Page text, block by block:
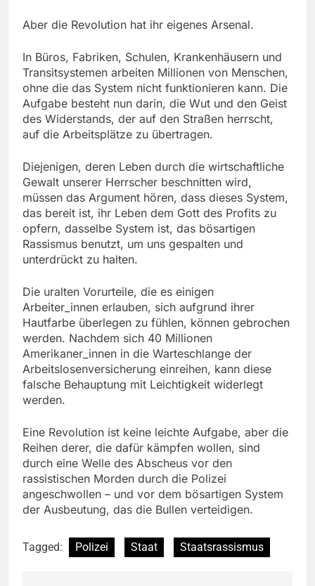
Aber die Revolution hat ihr eigenes Arsenal.
In Büros, Fabriken, Schulen, Krankenhäusern und
Transitsystemen arbeiten Millionen von Menschen,
ohne die das System nicht funktionieren kann. Die
Aufgabe besteht nun darin, die Wut und den Geist
des Widerstands, der auf den Straßen herrscht,
auf die Arbeitsplätze zu übertragen.
Diejenigen, deren Leben durch die wirtschaftliche
Gewalt unserer Herrscher beschnitten wird,
müssen das Argument hören, dass dieses System,
das bereit ist, ihr Leben dem Gott des Profits zu
opfern, dasselbe System ist, das bösartigen
Rassismus benutzt, um uns gespalten und
unterdrückt zu halten.
Die uralten Vorurteile, die es einigen
Arbeiter_innen erlauben, sich aufgrund ihrer
Hautfarbe überlegen zu fühlen, können gebrochen
werden. Nachdem sich 40 Millionen
Amerikaner_innen in die Warteschlange der
Arbeitslosenversicherung einreihen, kann diese
falsche Behauptung mit Leichtigkeit widerlegt
werden.
Eine Revolution ist keine leichte Aufgabe, aber die
Reihen derer, die dafür kämpfen wollen, sind
durch eine Welle des Abscheus vor den
rassistischen Morden durch die Polizei
angeschwollen – und vor dem bösartigen System
der Ausbeutung, das die Bullen verteidigen.
Tagged: Polizei Staat Staatsrassismus